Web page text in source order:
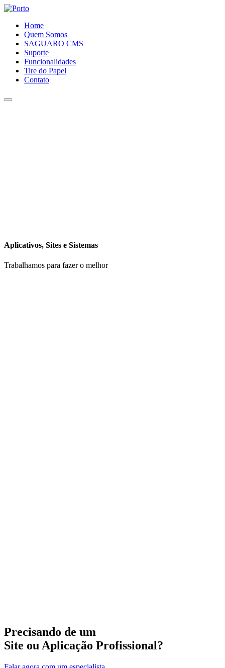
Home
Quem Somos
SAGUARO CMS
Suporte
Funcionalidades
Tire do Papel
Contato
Aplicativos, Sites e Sistemas
Trabalhamos para fazer o melhor
Precisando de um
Site ou Aplicação Profissional?